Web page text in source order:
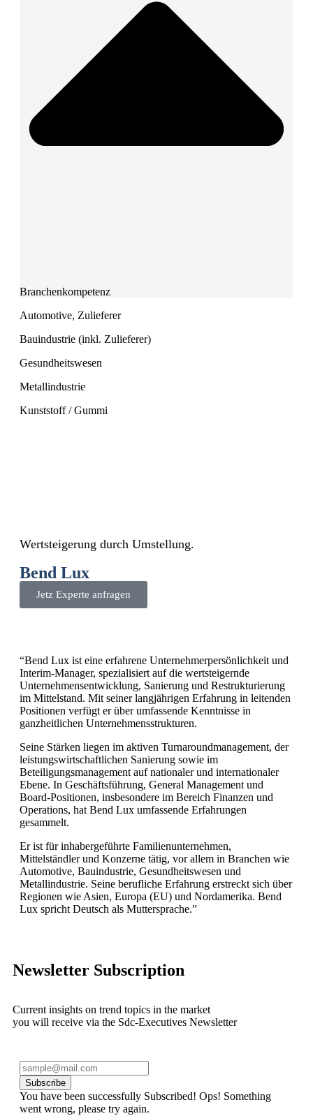
Branchenkompetenz
Automotive, Zulieferer
Bauindustrie (inkl. Zulieferer)
Gesundheitswesen
Metallindustrie
Kunststoff / Gummi
Wertsteigerung durch Umstellung.
Bend Lux
Jetz Experte anfragen
“Bend Lux ist eine erfahrene Unternehmerpersönlichkeit und
Interim-Manager, spezialisiert auf die wertsteigernde
Unternehmensentwicklung, Sanierung und Restrukturierung
im Mittelstand. Mit seiner langjährigen Erfahrung in leitenden
Positionen verfügt er über umfassende Kenntnisse in
ganzheitlichen Unternehmensstrukturen.
Seine Stärken liegen im aktiven Turnaroundmanagement, der
leistungswirtschaftlichen Sanierung sowie im
Beteiligungsmanagement auf nationaler und internationaler
Ebene. In Geschäftsführung, General Management und
Board-Positionen, insbesondere im Bereich Finanzen und
Operations, hat Bend Lux umfassende Erfahrungen
gesammelt.
Er ist für inhabergeführte Familienunternehmen,
Mittelständler und Konzerne tätig, vor allem in Branchen wie
Automotive, Bauindustrie, Gesundheitswesen und
Metallindustrie. Seine berufliche Erfahrung erstreckt sich über
Regionen wie Asien, Europa (EU) und Nordamerika. Bend
Lux spricht Deutsch als Muttersprache.”
Newsletter Subscription
Current insights on trend topics in the market
you will receive via the Sdc-Executives Newsletter
Subscribe
You have been successfully Subscribed! Ops! Something
went wrong, please try again.